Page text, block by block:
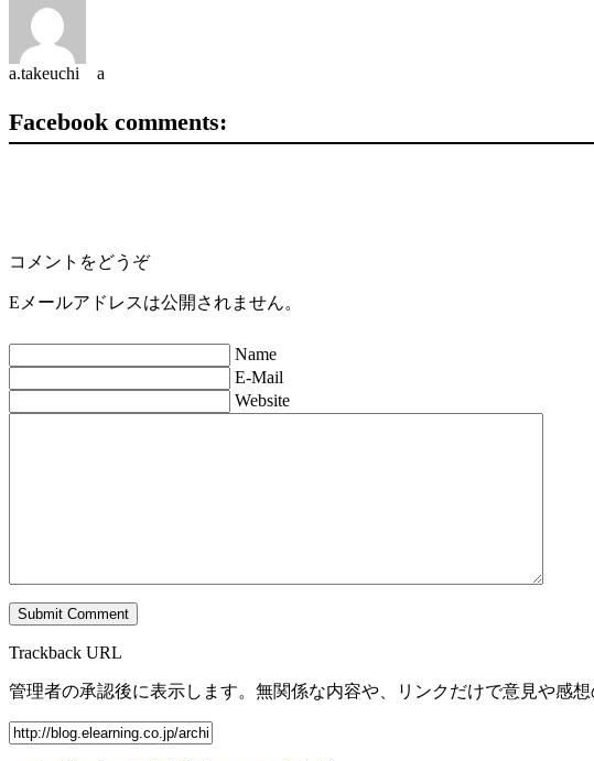
a.takeuchi a
Facebook comments:
コメントをどうぞ
Eメールアドレスは公開されません。
Name
E-Mail
Website
Trackback URL
管理者の承認後に表示します。無関係な内容や、リンクだけで意見や感想